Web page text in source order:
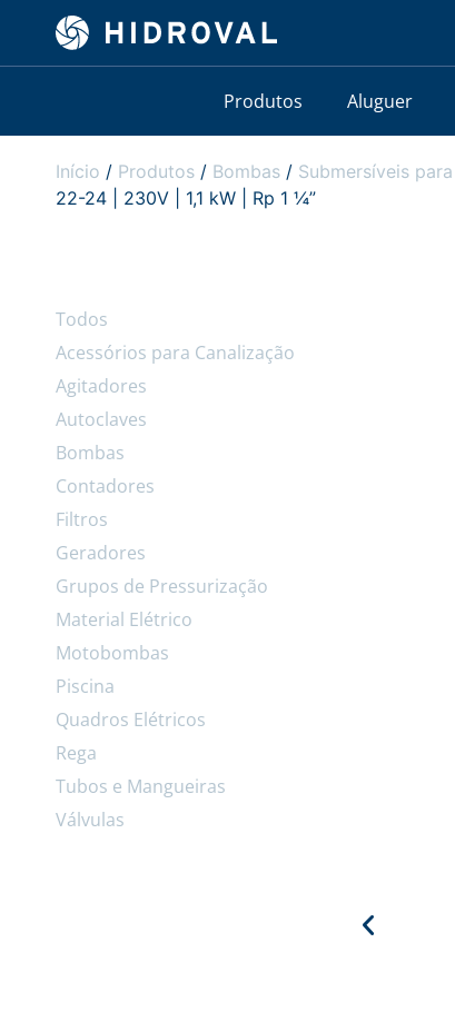
Produtos Aluguer
Início / Produtos / Bombas / Submersíveis
22-24 | 230V | 1,1 kW | Rp 1 ¼”
Todos
Acessórios para Canalização
Agitadores
Autoclaves
Bombas
Contadores
Filtros
Geradores
Grupos de Pressurização
Material Elétrico
Motobombas
Piscina
Quadros Elétricos
Rega
Tubos e Mangueiras
Válvulas